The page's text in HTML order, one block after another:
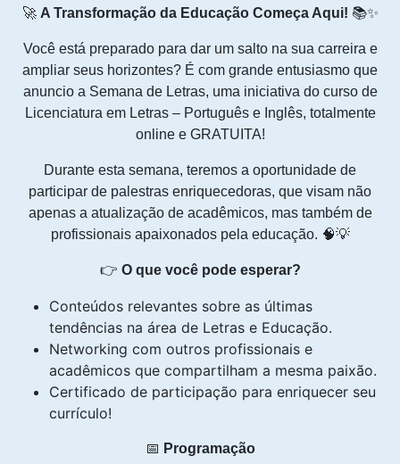
🚀 A Transformação da Educação Começa Aqui! 📚✨
Você está preparado para dar um salto na sua carreira e
ampliar seus horizontes? É com grande entusiasmo que
anuncio a Semana de Letras, uma iniciativa do curso de
Licenciatura em Letras – Português e Inglês, totalmente
online e GRATUITA!
Durante esta semana, teremos a oportunidade de
participar de palestras enriquecedoras, que visam não
apenas a atualização de acadêmicos, mas também de
profissionais apaixonados pela educação. 🧠💡
👉 O que você pode esperar?
Conteúdos relevantes sobre as últimas
tendências na área de Letras e Educação.
Networking com outros profissionais e
acadêmicos que compartilham a mesma paixão.
Certificado de participação para enriquecer seu
currículo!
📅 Programação